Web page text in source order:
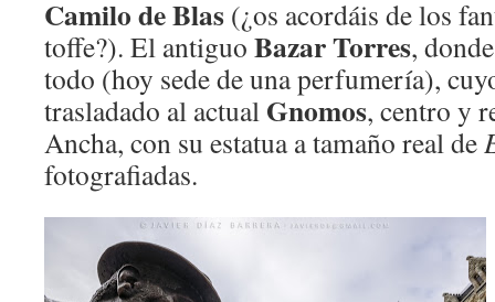
Camilo de Blas (¿os acordáis de los
toffe?). El antiguo Bazar Torres,
todo (hoy sede de una perfumería),
trasladado al actual Gnomos, centro y
Ancha, con su estatua a tamaño real de
fotografiadas.